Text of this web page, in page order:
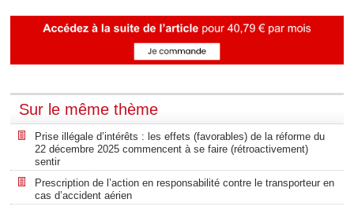
Sur le même thème
Prise illégale d’intérêts : les effets (favorables) de la réforme du
22 décembre 2025 commencent à se faire (rétroactivement)
sentir
Prescription de l’action en responsabilité contre le transporteur en
cas d’accident aérien